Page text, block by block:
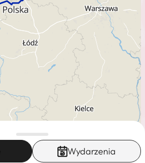
Wydarzenia